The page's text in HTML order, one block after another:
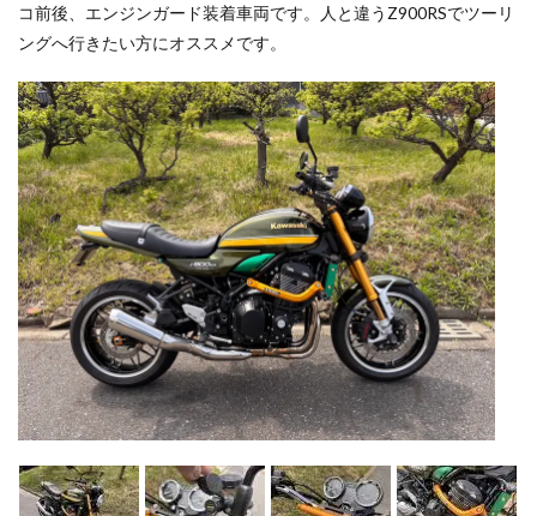
コ前後、エンジンガード装着車両です。人と違うZ900RSでツーリ
ングへ行きたい方にオススメです。